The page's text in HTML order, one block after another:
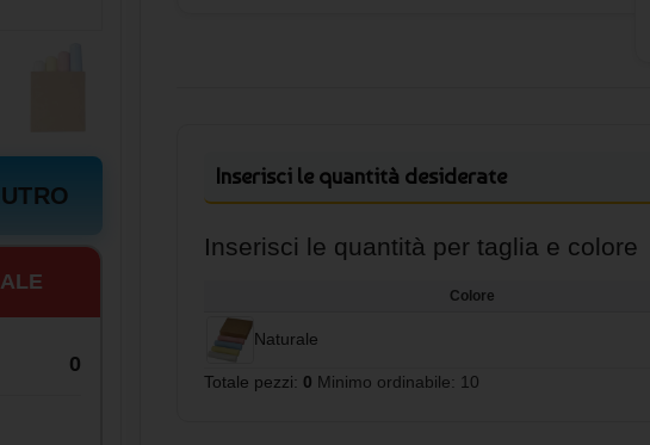
0
- Scatola di carta resistente
- Dimensioni: 10,7 x 9,7 cm
- Personalizzazione non disponibile sui gessetti
Inserisci le quantità desiderate
Inserisci le quantità per taglia e colore
Colore
Naturale
Totale pezzi: 0 Minimo ordinabile: 10